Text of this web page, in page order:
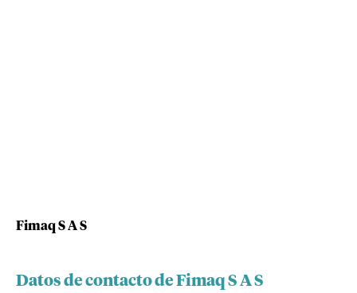
Fimaq S A S
Datos de contacto de Fimaq S A S